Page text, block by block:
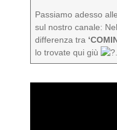
Passiamo adesso alle
sul nostro canale: Nel
differenza tra
lo trovate qui giù